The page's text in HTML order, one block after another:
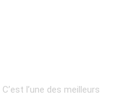
C’est l’une des meilleurs